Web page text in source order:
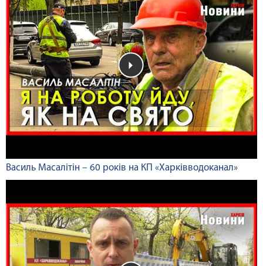
Василь Масалітін – 60 років на КП «Харківводоканал»